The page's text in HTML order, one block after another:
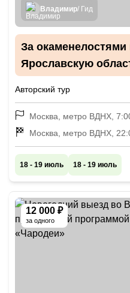
Владимир/ Гид
За
Ярославскую
Авторский тур
Москва, метро ВДНХ,
Москва, метро ВДНХ,
18 - 19 июль 18 - 19 июль
12 000 ₽
за одного